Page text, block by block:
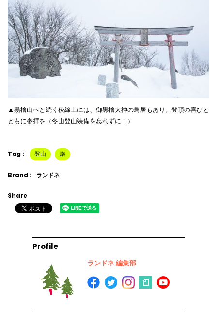
▲黒檜山へと続く稜線上には、御黒檜大神の鳥居もあり。登頂の喜びと
ともに参拝を（冬山登山装備を忘れずに！）
Tag : 登山 旅
Brand : ランドネ
Share
Profile
ランドネ 編集部